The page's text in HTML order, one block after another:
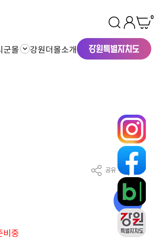
0
군몰 강원더몰소개
공유
22 %
비중